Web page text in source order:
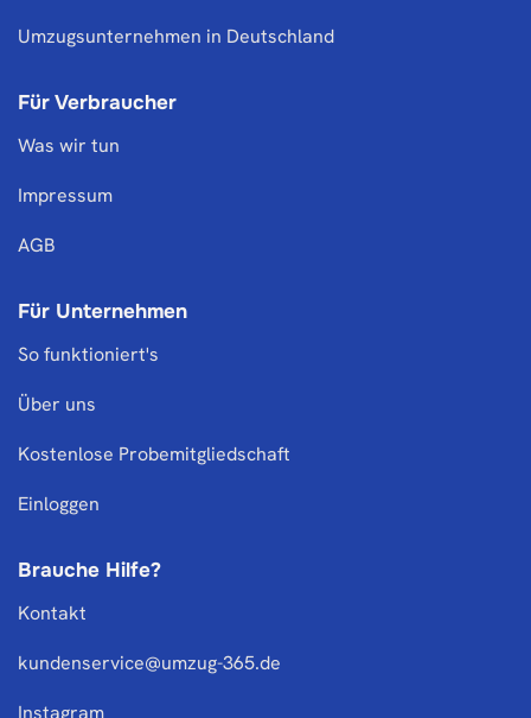
Umzugsunternehmen in Deutschland
Für Verbraucher
Was wir tun
Impressum
AGB
Für Unternehmen
So funktioniert's
Über uns
Kostenlose Probemitgliedschaft
Einloggen
Brauche Hilfe?
Kontakt
kundenservice@umzug-365.de
Instagram